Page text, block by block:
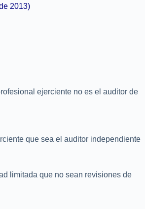
2013)
ejerciente no es el auditor de
que sea el auditor independiente
limitada que no sean revisiones de